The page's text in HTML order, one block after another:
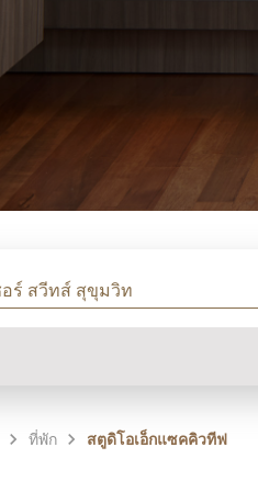
ที่พัก สตูดิโอเอ็กแซคคิวทีฟ